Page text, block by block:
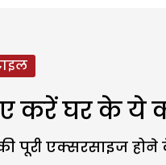
करें घर के ये
पूरी एक्सरसाइज